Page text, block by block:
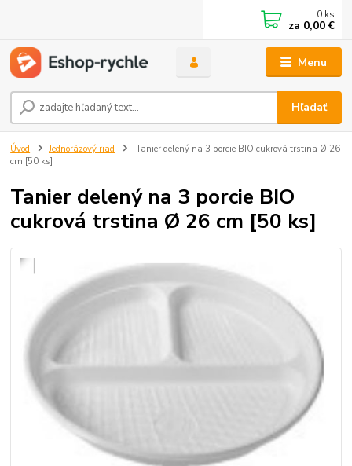
Menu
Hľadať
0 ks
za 0,00 €
Úvod Jednorázový riad
Tanier delený na 3 porcie BIO cukrová trstina Ø 26
cm [50 ks]
Tanier delený na 3 porcie BIO
cukrová trstina Ø 26 cm [50 ks]